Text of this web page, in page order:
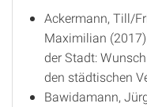
Ackermann, Till/
Maximilian
der Stadt:
den städtischen
Bawidamann,